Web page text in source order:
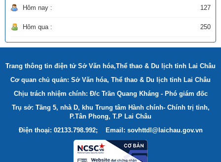
Hôm nay : 127
Hôm qua : 250
Trang thông tin điện tử Sở Văn hóa,Thể thao & Du lịch tỉnh Lai Châu
Cơ quan chủ quản: Sở Văn hóa, Thể thao & Du lịch tỉnh Lai Châu
Chịu trách nhiệm chính: Đ/c Trần Quang Kháng - Phó giám đốc
Trụ sở: Tầng 5, nhà D, khu Trung tâm Hành chính- Chính trị tỉnh,
P.Tân Phong, T.P Lai Châu
Điện thoại: 02133.798.992; Email: sovhttdl@laichau.gov.vn